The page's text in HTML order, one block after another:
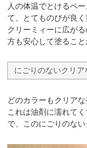
人の体温でとけるペ
て、とてものびが良く
クリーミィーに広が
方も安心して塗ること
にごりのないクリア
どのカラーもクリア
これは油剤に濡れて
で、このにごりのな